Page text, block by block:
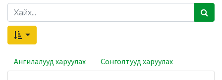
Ангилалууд харуулах Сонголтууд харуулах